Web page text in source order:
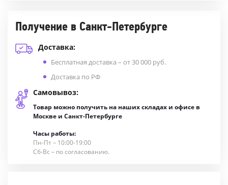
Получение в Санкт-Петербурге
Доставка:
Бесплатная доставка – от 30 000 руб.
Доставка по РФ
Самовывоз:
Товар можно получить на наших складах и офисе в
Москве и Санкт-Петербурге
Часы работы:
Пн-Пт – 10:00-19:00
Сб-Вс – по согласованию.